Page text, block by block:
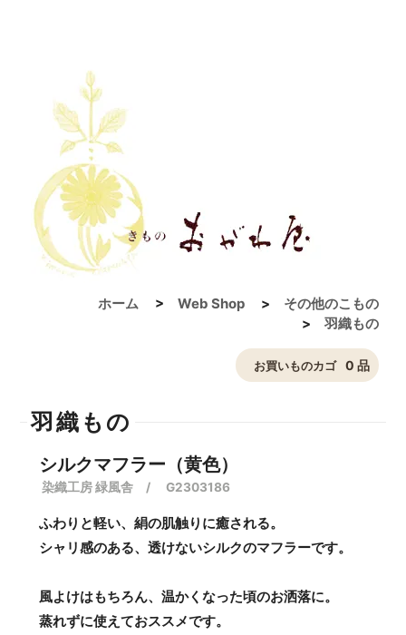
ホーム > Web Shop > その他のこもの
> 羽織もの
お買いものカゴ 0 品
羽織もの
シルクマフラー（黄色）
染織工房 緑風舎 / G2303186
ふわりと軽い、絹の肌触りに癒される。
シャリ感のある、透けないシルクのマフラーです。
風よけはもちろん、温かくなった頃のお洒落に。
蒸れずに使えておススメです。